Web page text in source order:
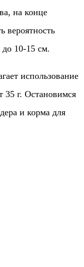
на конце
вероятность
10-15 см.
использование
35 г. Остановимся
и корма для